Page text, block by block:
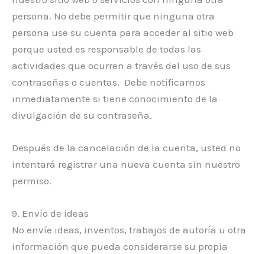
persona. No debe permitir que ninguna otra
persona use su cuenta para acceder al sitio web
porque usted es responsable de todas las
actividades que ocurren a través del uso de sus
contraseñas o cuentas. Debe notificarnos
inmediatamente si tiene conocimiento de la
divulgación de su contraseña.
Después de la cancelación de la cuenta, usted no
intentará registrar una nueva cuenta sin nuestro
permiso.
9. Envío de ideas
No envíe ideas, inventos, trabajos de autoría u otra
información que pueda considerarse su propia